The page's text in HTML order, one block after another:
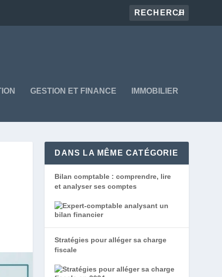
GESTION ET FINANCE IMMOBILIER
DANS LA MÊME CATÉGORIE
Bilan comptable : comprendre, lire
et analyser ses comptes
Stratégies pour alléger sa charge
fiscale